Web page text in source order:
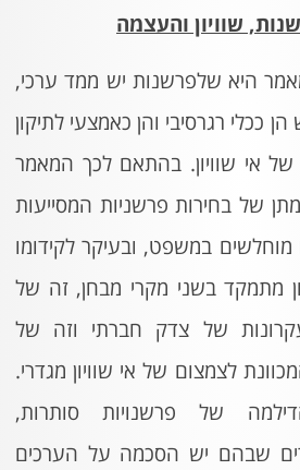
שוויון והעצמה
היא שלפרשנות יש ממד ערכי,
ככלי רגרסיבי והן כאמצעי לתיקון
של אי שוויון. בהתאם לכך המאמר
של בחירות פרשניות המסייעות
במשפט, ובעיקר לקידומו
מתמקד בשני מקרי מבחן, זה של
של צדק חברתי וזה של
לצמצום של אי שוויון מגדרי.
של פרשנויות סותרות,
שבהם יש הסכמה על הערכים